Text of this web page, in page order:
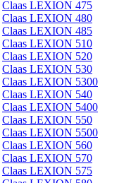
Claas LEXION 475
Claas LEXION 480
Claas LEXION 485
Claas LEXION 510
Claas LEXION 520
Claas LEXION 530
Claas LEXION 5300
Claas LEXION 540
Claas LEXION 5400
Claas LEXION 550
Claas LEXION 5500
Claas LEXION 560
Claas LEXION 570
Claas LEXION 575